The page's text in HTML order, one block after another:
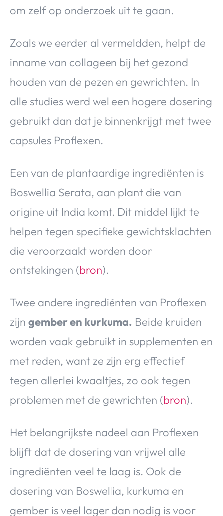
om zelf op onderzoek uit te gaan.
Zoals we eerder al vermeldden, helpt de
inname van collageen bij het gezond
houden van de pezen en gewrichten. In
alle studies werd wel een hogere dosering
gebruikt dan dat je binnenkrijgt met twee
capsules Proflexen.
Een van de plantaardige ingrediënten is
Boswellia Serata, aan plant die van
origine uit India komt. Dit middel lijkt te
helpen tegen specifieke gewichtsklachten
die veroorzaakt worden door
ontstekingen (bron).
Twee andere ingrediënten van Proflexen
zijn gember en kurkuma. Beide kruiden
worden vaak gebruikt in supplementen en
met reden, want ze zijn erg effectief
tegen allerlei kwaaltjes, zo ook tegen
problemen met de gewrichten (bron).
Het belangrijkste nadeel aan Proflexen
blijft dat de dosering van vrijwel alle
ingrediënten veel te laag is. Ook de
dosering van Boswellia, kurkuma en
gember is veel lager dan nodig is voor